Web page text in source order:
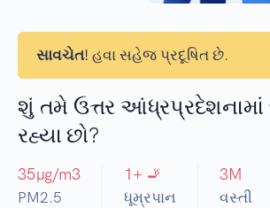
સાવચેત! હવા સહેજ પ્રદૂષિત છે.
શું તમે ઉત્તર આંધ્રપ્રદેશનામાં
રહ્યા છો?
35µg/m3
PM2.5
1+ 🚬
ધૂમ્રપાન
3M
વસ્તી